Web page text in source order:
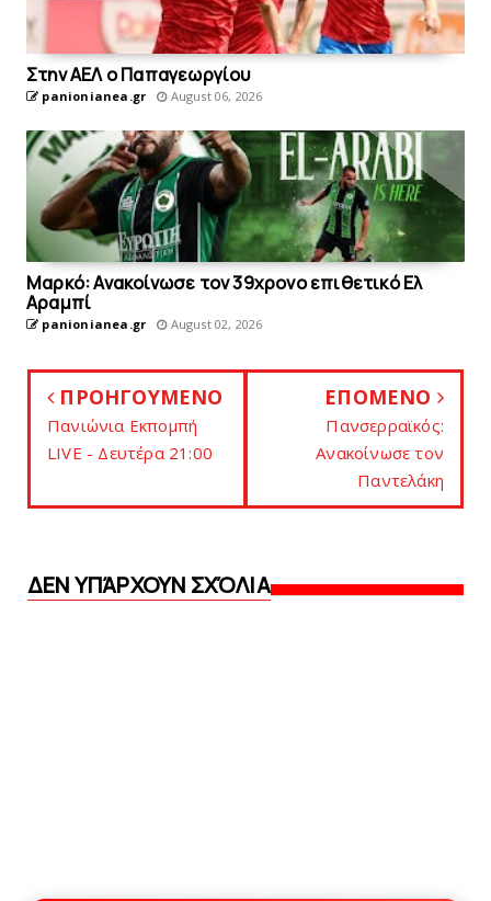
Στην AEΛ ο Παπαγεωργίου
panionianea.gr August 06, 2026
Mαρκό: Ανακοίνωσε τον 39χρονο επιθετικό Ελ
Αραμπί
panionianea.gr August 02, 2026
ΠΡΟΗΓΟΥΜΕΝΟ
Πανιώνια Εκπομπή
LIVE - Δευτέρα 21:00
ΕΠΟΜΕΝΟ
Πανσερραϊκός:
Ανακοίνωσε τoν
Παντελάκη
ΔΕΝ ΥΠΆΡΧΟΥΝ ΣΧΌΛΙΑ